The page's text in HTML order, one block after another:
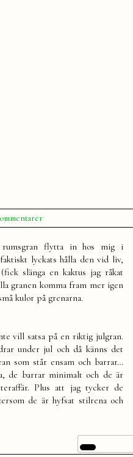
till
Min
julgran
flytta in hos mig i
lyckats hålla den vid liv,
slänga en kaktus jag råkat
granen komma fram mer igen
kulor på grenarna.
vill satsa på en riktig julgran.
under jul och då känns det
som står ensam och barrar…
de barrar minimalt och de är
Plus att jag tycker de
de är hyfsat stilrena och